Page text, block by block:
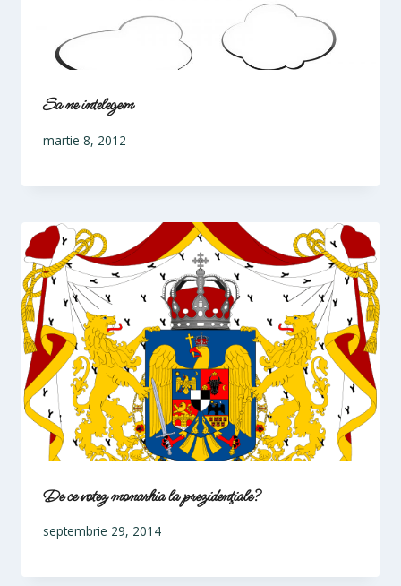
Sa ne intelegem
martie 8, 2012
De ce votez monarhia la prezidenţiale?
septembrie 29, 2014